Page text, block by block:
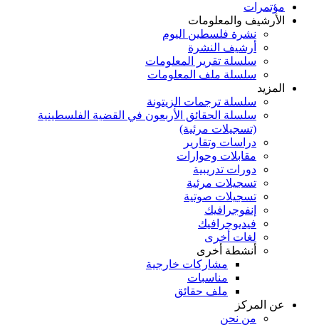
مؤتمرات
الأرشيف والمعلومات
نشرة فلسطين اليوم
أرشيف النشرة
سلسلة تقرير المعلومات
سلسلة ملف المعلومات
المزيد
سلسلة ترجمات الزيتونة
سلسلة الحقائق الأربعون في القضية الفلسطينية
(تسجيلات مرئية)
دراسات وتقارير
مقابلات وحوارات
دورات تدريبية
تسجيلات مرئية
تسجيلات صوتية
إنفوجرافيك
فيديوجرافيك
لغات أخرى
أنشطة أخرى
مشاركات خارجية
مناسبات
ملف حقائق
عن المركز
من نحن